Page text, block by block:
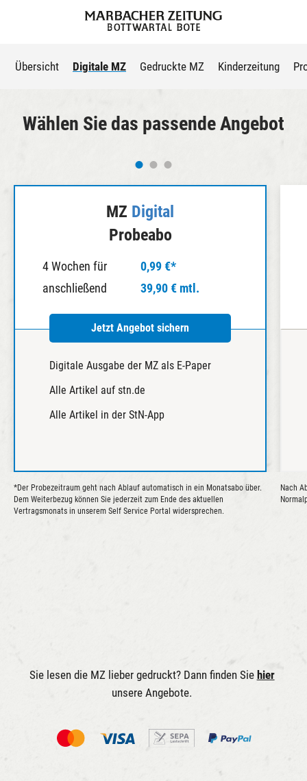
Übersicht Digitale MZ Gedruckte MZ Kinderzeitung
Wählen Sie das passende Angebot
MZ Digital
Probeabo
4 Wochen für
0,99 €*
anschließend
39,90 € mtl.
Jetzt Angebot sichern
Digitale Ausgabe der MZ als E-Paper
Alle Artikel auf stn.de
Alle Artikel in der StN-App
*Der Probezeitraum geht nach Ablauf automatisch in ein Monatsabo über.
Dem Weiterbezug können Sie jederzeit zum Ende des aktuellen
Vertragsmonats in unserem Self Service Portal widersprechen.
Nach
Sie lesen die MZ lieber gedruckt? Dann finden Sie hier
unsere Angebote.